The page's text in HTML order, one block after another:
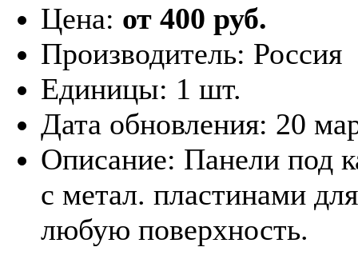
Цена: от 400 руб.
Производитель: Россия
Единицы: 1 шт.
Дата обновления: 20
Описание: Панели под
с метал. пластинами
любую поверхность.